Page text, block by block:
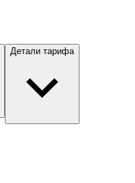
Детали тарифа